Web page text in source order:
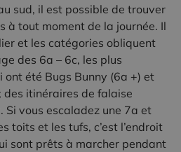
sud, il est possible de trouver
à tout moment de la journée. Il
et les catégories obliquent
des 6a – 6c, les plus
été Bugs Bunny (6a +) et
des itinéraires de falaise
Si vous escaladez une 7a et
toits et les tufs, c’est l’endroit
sont prêts à marcher pendant